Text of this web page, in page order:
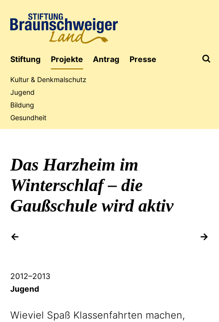
Stiftung
Jubiläumsaktion
Projekte
Kultur & Denkmalschutz
Jugend
Bildung
Gesundheit
Antrag Presse
Das Harzheim im
Winterschlaf – die
Gaußschule wird aktiv
2012–2013
Jugend
Wieviel Spaß Klassenfahrten machen,